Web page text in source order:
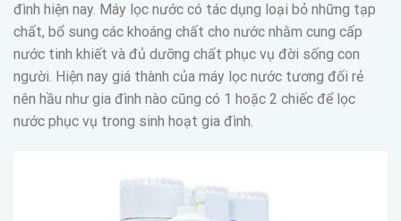
đình hiện nay. Máy lọc nước có tác dụng loại bỏ những tạp
chất, bổ sung các khoáng chất cho nước nhằm cung cấp
nước tinh khiết và đủ dưỡng chất phục vụ đời sống con
người. Hiện nay giá thành của máy lọc nước tương đối rẻ
nên hầu như gia đình nào cũng có 1 hoặc 2 chiếc để lọc
nước phục vụ trong sinh hoạt gia đình.